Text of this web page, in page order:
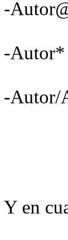
-
-Autor*
-Autor/
Y en